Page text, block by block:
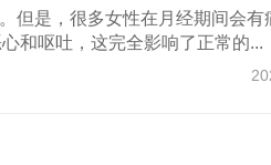
但是，很多女性在月经期间会有
和呕吐，这完全影响了正常的...